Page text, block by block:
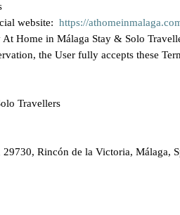
website: https://
Home in Málaga Stay & Solo
the User fully accepts these
Travellers
29730, Rincón de la Victoria, Málaga,